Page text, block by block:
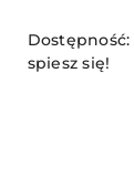
Dostępność:
spiesz się!